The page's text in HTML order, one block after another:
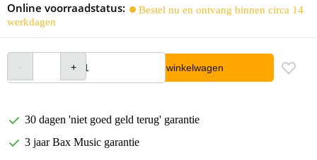
Online voorraadstatus:
Bestel nu en ontvang binnen circa 14
werkdagen
In winkelwagen
30 dagen 'niet goed geld terug' garantie
3 jaar Bax Music garantie